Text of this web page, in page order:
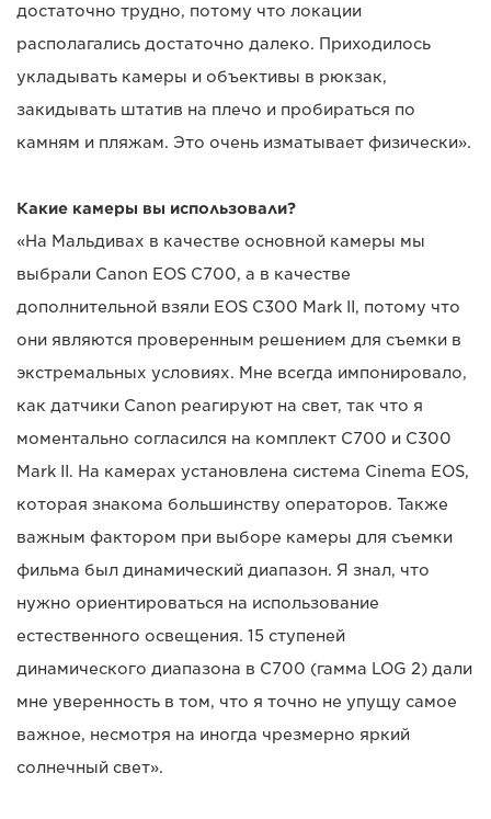
достаточно трудно, потому что локации
располагались достаточно далеко. Приходилось
укладывать камеры и объективы в рюкзак,
закидывать штатив на плечо и пробираться по
камням и пляжам. Это очень изматывает физически».
Какие камеры вы использовали?
«На Мальдивах в качестве основной камеры мы
выбрали Canon EOS C700, а в качестве
дополнительной взяли EOS C300 Mark II, потому что
они являются проверенным решением для съемки в
экстремальных условиях. Мне всегда импонировало,
как датчики Canon реагируют на свет, так что я
моментально согласился на комплект C700 и C300
Mark II. На камерах установлена система Cinema EOS,
которая знакома большинству операторов. Также
важным фактором при выборе камеры для съемки
фильма был динамический диапазон. Я знал, что
нужно ориентироваться на использование
естественного освещения. 15 ступеней
динамического диапазона в C700 (гамма LOG 2) дали
мне уверенность в том, что я точно не упущу самое
важное, несмотря на иногда чрезмерно яркий
солнечный свет».